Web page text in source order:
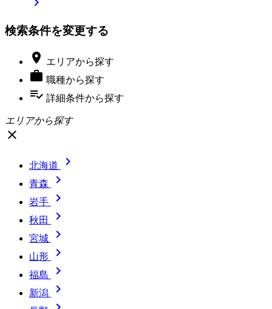
検索条件を変更する
 エリアから探す
 職種から探す
playlist_add_check 詳細条件から探す
エリアから探す
close
北海道 
青森 
岩手 
秋田 
宮城 
山形 
福島 
新潟 